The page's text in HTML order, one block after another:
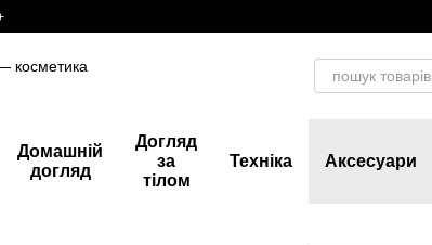
Домашній
догляд
Догляд
за
тілом
Техніка Аксесуари